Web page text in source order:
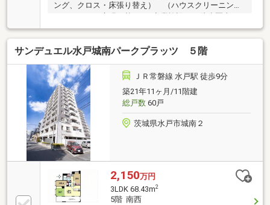
ング、クロス・床張り替え） （ハウスクリーニン
契約不適合責任免責・駐車場の空き状況に関しては確
認が必要となります。・駐車場使用料：月額6，000円
～8，500円・駐車場使用料：月額200円・ペット可
（細則あり）水戸駅方面や主要幹線道路へスムーズに
アクセスでき、通勤・通学や日常のお出かけも快適で
す♪周辺には商業施設、医療機関、公共施設が揃い、
暮らしやすい住環境が形成されています！
サンデュエル水戸城南パークプラッツ ５階
ＪＲ常磐線 水戸駅 徒歩9分
築21年11ヶ月/11階建
総戸数60戸
茨城県水戸市城南２
2,150万円
3LDK 68.43m2
5階 南西